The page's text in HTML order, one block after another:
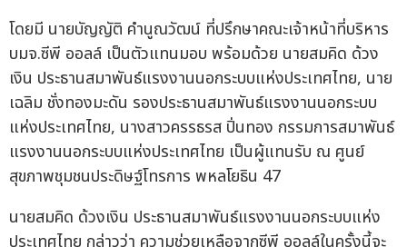
โดยมี นายบัญญัติ คำนูณวัฒน์ ที่ปรึกษาคณะเจ้าหน้าที่บริหาร
บมจ.ซีพี ออลล์ เป็นตัวแทนมอบ พร้อมด้วย นายสมคิด ด้วง
เงิน ประธานสมาพันธ์แรงงานนอกระบบแห่งประเทศไทย, นาย
เฉลิม ชั่งทองมะดัน รองประธานสมาพันธ์แรงงานนอกระบบ
แห่งประเทศไทย, นางสาวครรธรส ปิ่นทอง กรรมการสมาพันธ์
แรงงานนอกระบบแห่งประเทศไทย เป็นผู้แทนรับ ณ ศูนย์
สุขภาพชุมชนประดิษฐ์โทรการ พหลโยธิน 47
นายสมคิด ด้วงเงิน ประธานสมาพันธ์แรงงานนอกระบบแห่ง